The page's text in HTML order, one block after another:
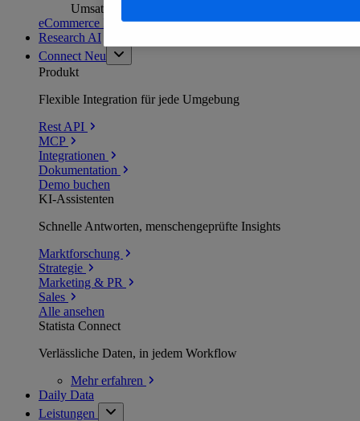
Umsatzanalysen und -prognosen
eCommerce Insights entdecken
Research AI
Connect Neu
Produkt
Flexible Integration für jede Umgebung
Rest API
MCP
Integrationen
Dokumentation
Demo buchen
KI-Assistenten
Schnelle Antworten, menschengeprüfte Insights
Marktforschung
Strategie
Marketing & PR
Sales
Alle ansehen
Statista Connect
Verlässliche Daten, in jedem Workflow
Mehrerfahren
Daily Data
Leistungen